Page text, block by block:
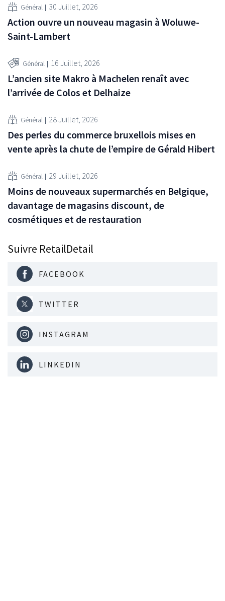
Général 30 Juillet, 2026
Action ouvre un nouveau magasin à Woluwe-
Saint-Lambert
Général 16 Juillet, 2026
L’ancien site Makro à Machelen renaît avec
l’arrivée de Colos et Delhaize
Général 28 Juillet, 2026
Des perles du commerce bruxellois mises en
vente après la chute de l’empire de Gérald Hibert
Général 29 Juillet, 2026
Moins de nouveaux supermarchés en Belgique,
davantage de magasins discount, de
cosmétiques et de restauration
Suivre RetailDetail
FACEBOOK
TWITTER
INSTAGRAM
LINKEDIN